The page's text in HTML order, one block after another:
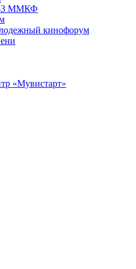
43 ММКФ
кинофорум
«Мувистарт»